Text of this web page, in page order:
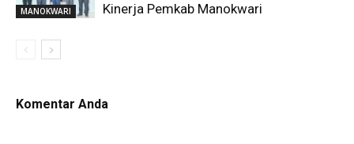
MANOKWARI
Kinerja Pemkab Manokwari
Komentar Anda